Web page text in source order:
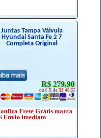
Juntas Tampa Válvula
Hyundai Santa Fe 2 7
Completa Original
R$ 279,90
ou 6 X de R$ 46.65
Frete Grátis marca
Envio imediato